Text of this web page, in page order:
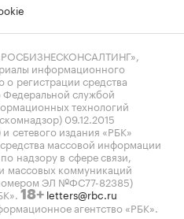
информационного
о регистрации средства
службой
технологий
09.12.2015
издания «РБК»
массовой информации
надзору в сфере связи,
массовых коммуникаций
ЭЛ №ФС77-82385)
18+ letters@rbc.ru
агентство «РБК».